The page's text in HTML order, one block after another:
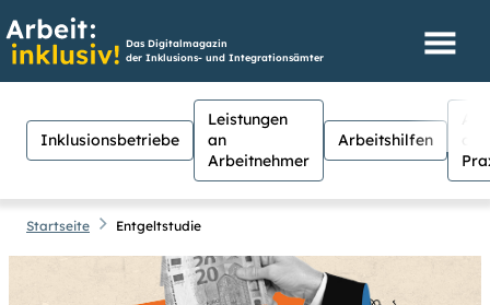
Das Digitalmagazin
der Inklusions- und Integrationsämter
Inklusionsbetriebe
Leistungen
an
Arbeitnehmer
Arbeitshilfen
Startseite Entgeltstudie